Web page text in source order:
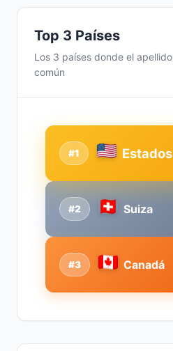
Top 3 Países
Los 3 países donde el
común
#2 Suiza
#1
#3 Canadá